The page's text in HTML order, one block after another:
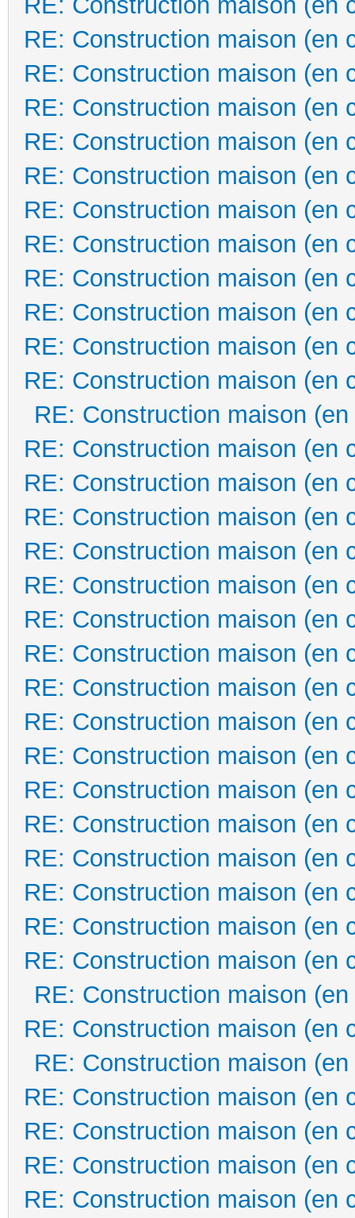
RE: Construction maison (en
RE: Construction maison (en
RE: Construction maison (en
RE: Construction maison (en
RE: Construction maison (en
RE: Construction maison (en
RE: Construction maison (en
RE: Construction maison (en
RE: Construction maison (en
RE: Construction maison (en
RE: Construction maison (en
RE: Construction maison
RE: Construction maison (en
RE: Construction maison (en
RE: Construction maison (en
RE: Construction maison (en
RE: Construction maison (en
RE: Construction maison (en
RE: Construction maison (en
RE: Construction maison (en
RE: Construction maison (en
RE: Construction maison (en
RE: Construction maison (en
RE: Construction maison (en
RE: Construction maison (en
RE: Construction maison (en
RE: Construction maison (en
RE: Construction maison (en
RE: Construction maison
RE: Construction maison (en
RE: Construction maison
RE: Construction maison (en
RE: Construction maison (en
RE: Construction maison (en
RE: Construction maison (en